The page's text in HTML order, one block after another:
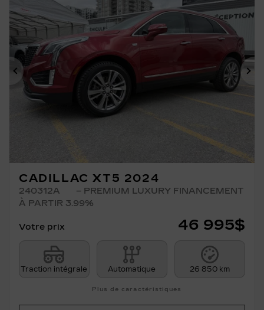
Précédent
CADILLAC XT5 2024
240312A
– PREMIUM LUXURY FINANCEMENT
À PARTIR 3.99%
Votre prix 46 995$
Traction intégrale Automatique 26 850 km
Plus de caractéristiques